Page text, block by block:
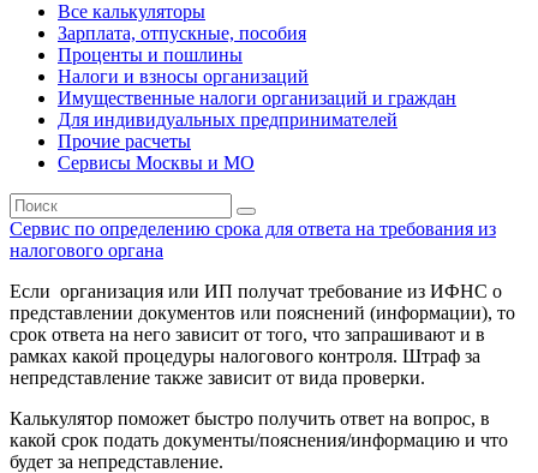
Все калькуляторы
Зарплата, отпускные, пособия
Проценты и пошлины
Налоги и взносы организаций
Имущественные налоги организаций и граждан
Для индивидуальных предпринимателей
Прочие расчеты
Сервисы Москвы и МО
Сервис по определению срока для ответа на требования из
налогового органа
Если организация или ИП получат требование из ИФНС о
представлении документов или пояснений (информации), то
срок ответа на него зависит от того, что запрашивают и в
рамках какой процедуры налогового контроля. Штраф за
непредставление также зависит от вида проверки.
Калькулятор поможет быстро получить ответ на вопрос, в
какой срок подать документы/пояснения/информацию и что
будет за непредставление.